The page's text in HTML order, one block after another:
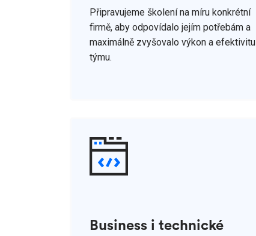
Připravujeme školení na míru konkrétní
firmě, aby odpovídalo jejím potřebám a
maximálně zvyšovalo výkon a efektivitu
týmu.
Business i technické